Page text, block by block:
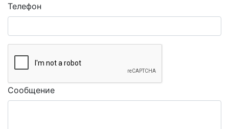
Телефон
Сообщение